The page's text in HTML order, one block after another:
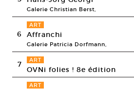
Galerie Christian Berst,
6
ART
Affranchi
Galerie Patricia Dorfmann,
7 ART
OVNi folies ! 8e édition
ART